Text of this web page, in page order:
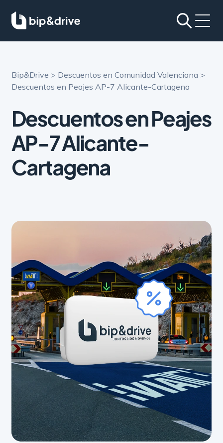
Bip&Drive > Descuentos en Comunidad Valenciana >
Descuentos en Peajes AP-7 Alicante-Cartagena
Descuentos en Peajes
AP-7Alicante-
Cartagena